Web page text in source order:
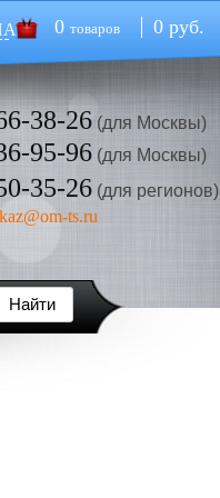
0 товаров 0 руб.
38-26 (для Москвы)
95-96 (для Москвы)
35-26 (для регионов)
ts.ru